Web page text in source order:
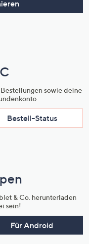
sowie deine
Bestell-Status
& Co. herunterladen
sein!
Für Android